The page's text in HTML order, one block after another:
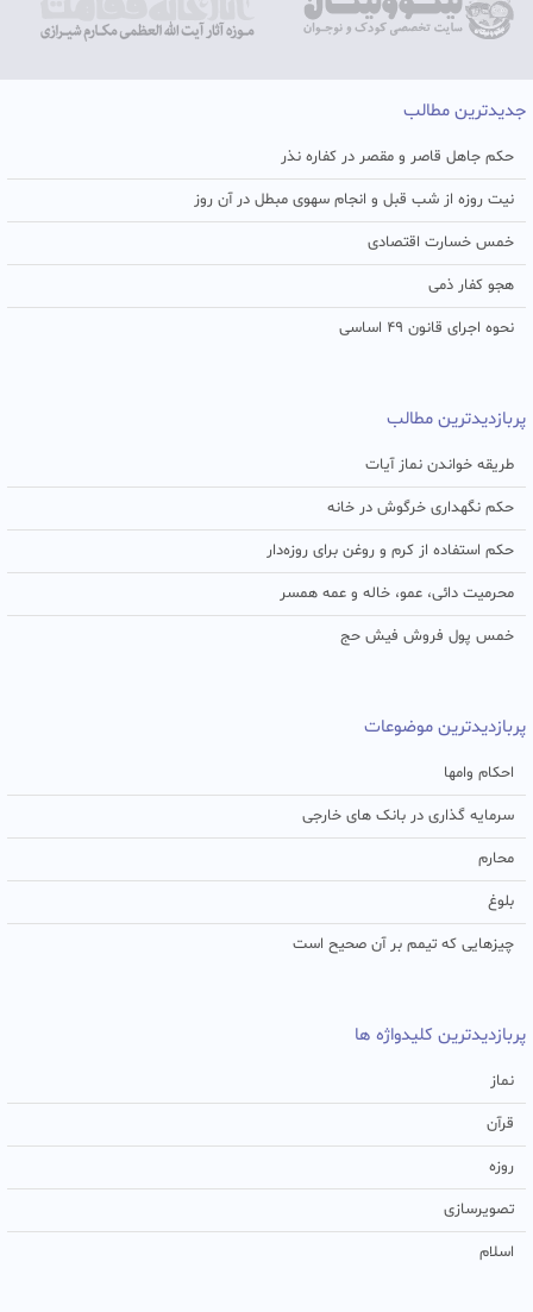
جدیدترین مطالب
حکم جاهل قاصر و مقصر در کفاره نذر
نیت روزه از شب قبل و انجام سهوی مبطل در آن روز
خمس خسارت اقتصادی
هجو کفار ذمی
نحوه اجرای قانون ۴۹ اساسی
پربازدیدترین مطالب
طریقه خواندن نماز آیات
حکم نگهداری خرگوش در خانه
حکم استفاده از کرم و روغن برای روزه‌دار
محرمیت دائی، عمو، خاله و عمه همسر
خمس پول فروش فیش حج
پربازدیدترین موضوعات
احکام وامها
سرمایه گذاری در بانک های خارجی
محارم
بلوغ
چیزهایی که تیمم بر آن صحیح است
پربازدیدترین کلیدواژه ها
نماز
قرآن
روزه
تصویرسازی
اسلام